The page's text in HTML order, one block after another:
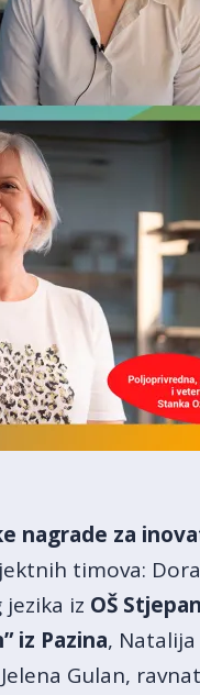
nagrade za
timova:
iz OŠ
iz Pazina, Natalija
Gulan,